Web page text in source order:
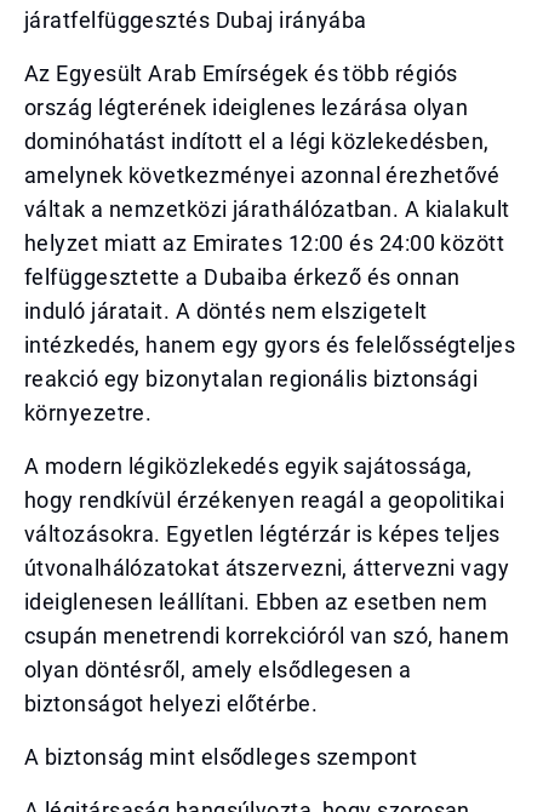
járatfelfüggesztés Dubaj irányába
Az Egyesült Arab Emírségek és több régiós
ország légterének ideiglenes lezárása olyan
dominóhatást indított el a légi közlekedésben,
amelynek következményei azonnal érezhetővé
váltak a nemzetközi járathálózatban. A kialakult
helyzet miatt az Emirates 12:00 és 24:00 között
felfüggesztette a Dubaiba érkező és onnan
induló járatait. A döntés nem elszigetelt
intézkedés, hanem egy gyors és felelősségteljes
reakció egy bizonytalan regionális biztonsági
környezetre.
A modern légiközlekedés egyik sajátossága,
hogy rendkívül érzékenyen reagál a geopolitikai
változásokra. Egyetlen légtérzár is képes teljes
útvonalhálózatokat átszervezni, áttervezni vagy
ideiglenesen leállítani. Ebben az esetben nem
csupán menetrendi korrekcióról van szó, hanem
olyan döntésről, amely elsődlegesen a
biztonságot helyezi előtérbe.
A biztonság mint elsődleges szempont